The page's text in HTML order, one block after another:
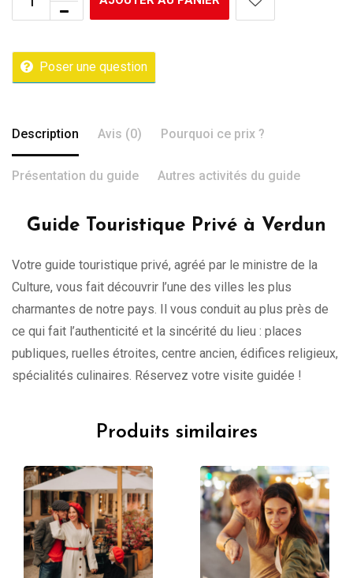
Poser une question
Description Avis (0) Pourquoi ce prix ?
Présentation du guide Autres activités du guide
Guide Touristique Privé à Verdun
Votre guide touristique privé, agréé par le ministre de la
Culture, vous fait découvrir l’une des villes les plus
charmantes de notre pays. Il vous conduit au plus près de
ce qui fait l’authenticité et la sincérité du lieu : places
publiques, ruelles étroites, centre ancien, édifices religieux,
spécialités culinaires. Réservez votre visite guidée !
Produits similaires